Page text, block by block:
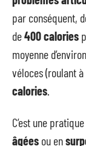
par conséquent,
de400 calories
moyenne d’environ
véloces (roulant
calories.
C’est une pratique
âgées ou en